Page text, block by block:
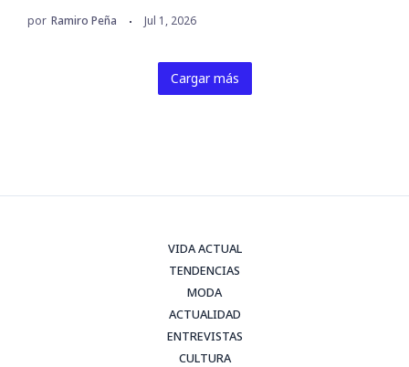
por Ramiro Peña Jul 1, 2026
Cargar más
VIDA ACTUAL
TENDENCIAS
MODA
ACTUALIDAD
ENTREVISTAS
CULTURA